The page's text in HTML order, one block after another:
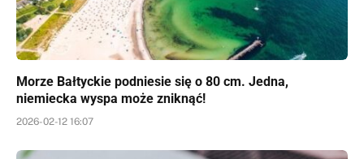
Morze Bałtyckie podniesie się o 80 cm. Jedna,
niemiecka wyspa może zniknąć!
2026-02-12 16:07